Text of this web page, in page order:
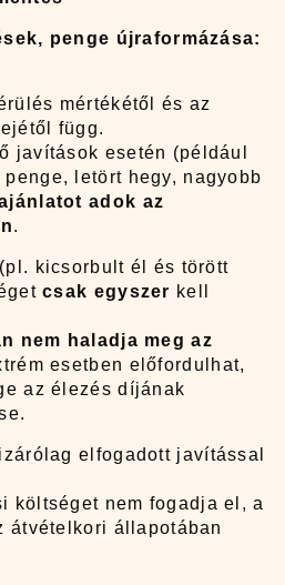
penge újraformázása:
mértékétől és az
függ.
javítások esetén (például
letört hegy, nagyobb
adok az
.
kicsorbult él és törött
csak egyszer kell
nem haladja meg az
esetben előfordulhat,
az élezés díjának
elfogadott javítással
költséget nem fogadja el, a
átvételkori állapotában